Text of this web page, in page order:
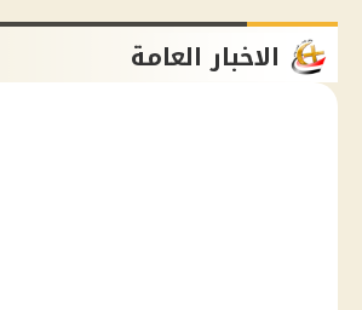
الاخبار العامة